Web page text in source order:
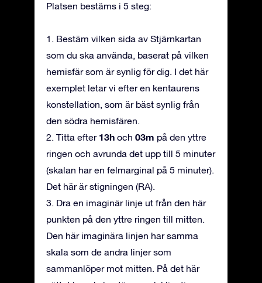
Platsen bestäms i 5 steg:
1. Bestäm vilken sida av Stjärnkartan
som du ska använda, baserat på vilken
hemisfär som är synlig för dig. I det här
exemplet letar vi efter en kentaurens
konstellation, som är bäst synlig från
den södra hemisfären.
2. Titta efter 13h och 03m på den yttre
ringen och avrunda det upp till 5 minuter
(skalan har en felmarginal på 5 minuter).
Det här är stigningen (RA).
3. Dra en imaginär linje ut från den här
punkten på den yttre ringen till mitten.
Den här imaginära linjen har samma
skala som de andra linjer som
sammanlöper mot mitten. På det här